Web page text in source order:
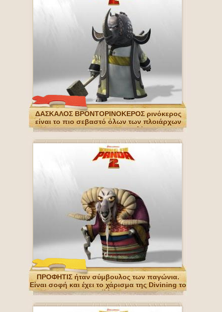
ΔΑΣΚΑΛΟΣ ΒΡΟΝΤΟΡΙΝΟΚΕΡΟΣ ρινόκερος
είναι το πιο σεβαστό όλων των πλοιάρχων
των Kung Fu Συμβουλίου
ΠΡΟΦΗΤΙΣ ήταν σύμβουλος των παγώνια.
Είναι σοφή και έχει το χάρισμα της Divining το
μέλλον